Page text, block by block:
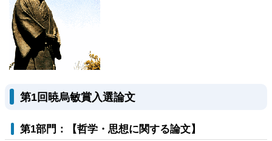
第1回暁烏敏賞入選論文
第1部門：【哲学・思想に関する論文】